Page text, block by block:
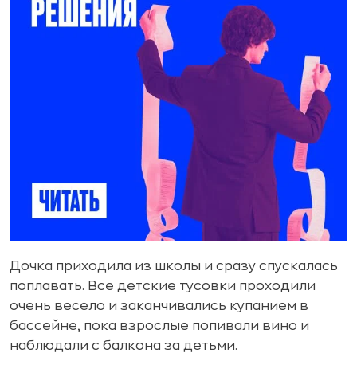
Дочка приходила из школы и сразу спускалась
поплавать. Все детские тусовки проходили
очень весело и заканчивались купанием в
бассейне, пока взрослые попивали вино и
наблюдали с балкона за детьми.